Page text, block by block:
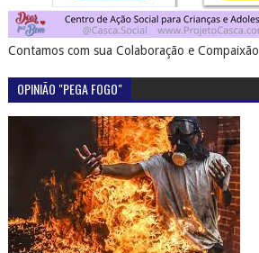
Contamos com sua Colaboração e Compaixão
OPINIÃO "PEGA FOGO"